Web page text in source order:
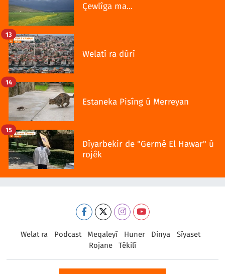
Çewlîga ma...
Welatî ra dûrî
13
Estaneka Pisîng û Merreyan
14
Dîyarbekir de "Germê El Hawar" û
rojêk
15
Welat ra Podcast Meqaleyî Huner Dinya
Sîyaset
Rojane
Têkilî